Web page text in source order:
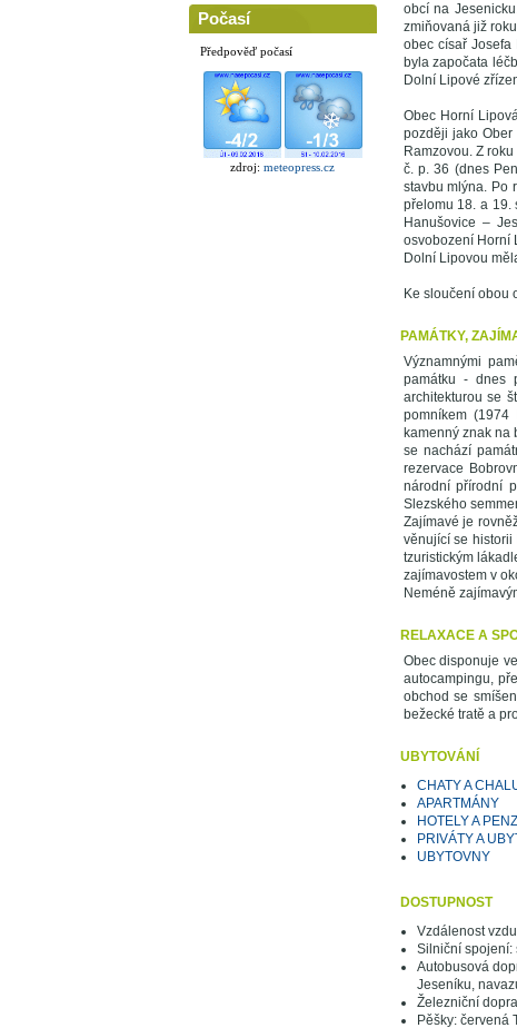
Počasí
Předpověď počasí
zdroj: meteopress.cz
obcí na
zmiňovaná již
obec císař
byla započata
Dolní Lipové
Obec Horní
později jako
Ramzovou. Z
č. p. 36 (dnes
stavbu mlýna. Po
přelomu 18. a 19.
Hanušovice –
osvobození Horní
Dolní Lipovou
Ke sloučení obou
PAMÁTKY,
Významnými
památku - dnes
architekturou se
pomníkem
kamenný znak na
se nachází
rezervace
národní přírodní
Slezského
Zajímavé je
věnující se historii
tzuristickým
zajímavostem v
Neméně
RELAXACE A
Obec disponuje
autocampingu,
obchod se
bežecké tratě a
UBYTOVÁNÍ
CHATY A
APARTMÁNY
HOTELY A
PRIVÁTY A
UBYTOVNY
DOSTUPNOST
Vzdálenost
Silniční spojení:
Autobusová
Jeseníku,
Železniční
Pěšky: červená